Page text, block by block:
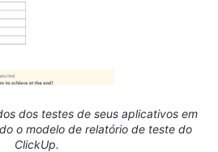
dos testes de seus aplicativos em
o modelo de relatório de teste do
ClickUp.